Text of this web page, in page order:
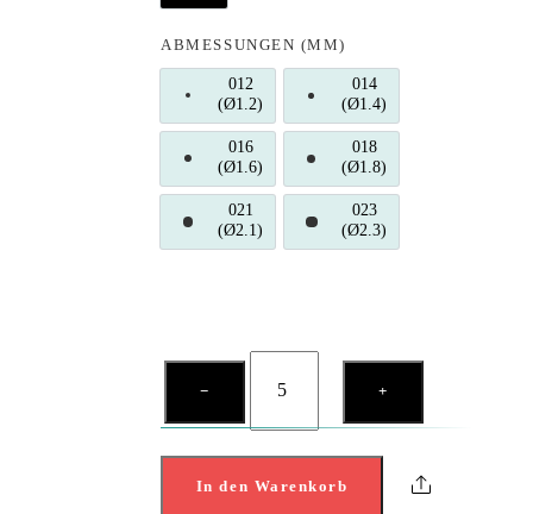
ABMESSUNGEN (MM)
012
(Ø1.2)012 (Ø1.2)
014
(Ø1.4)014 (Ø1.4)
016
(Ø1.6)016 (Ø1.6)
018
(Ø1.8)018 (Ø1.8)
021
(Ø2.1)021 (Ø2.1)
023
(Ø2.3)023 (Ø2.3)
−
KNOSPE
und
GRANATE
Menge
+
In den Warenkorb Share